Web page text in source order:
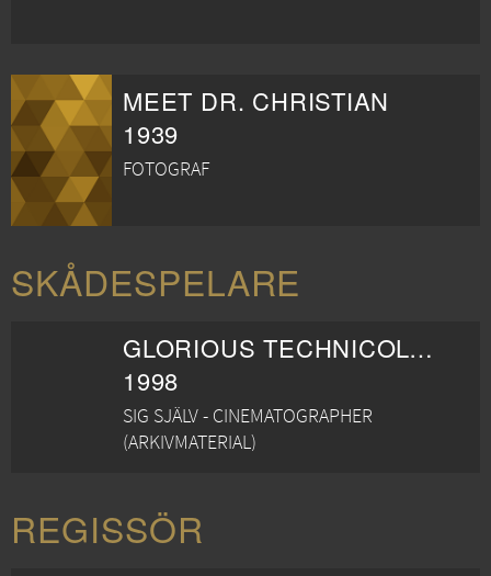
MEET DR. CHRISTIAN
1939
FOTOGRAF
SKÅDESPELARE
GLORIOUS TECHNICOLOR
1998
SIG SJÄLV - CINEMATOGRAPHER
(ARKIVMATERIAL)
REGISSÖR